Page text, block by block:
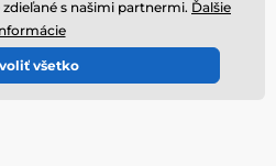
info@reedog.sk
s našimi partnermi. Ďalšie
všetko